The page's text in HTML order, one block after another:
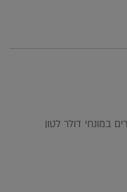
במונחי דולר לטון